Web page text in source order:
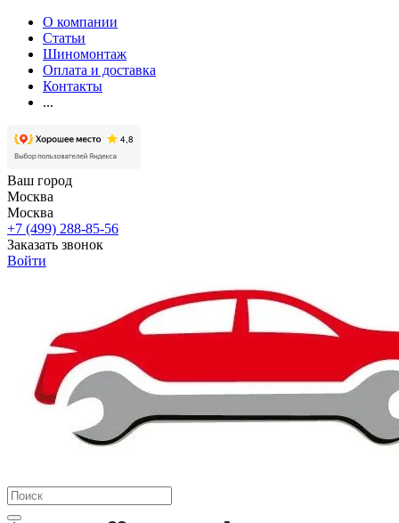
О компании
Статьи
Шиномонтаж
Оплата и доставка
Контакты
...
Ваш город
Москва
Москва
+7 (499) 288-85-56
Заказать звонок
Войти